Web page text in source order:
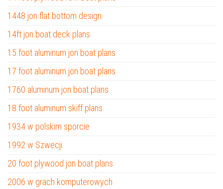
1448 jon flat bottom design
14ft jon boat deck plans
15 foot aluminum jon boat plans
17 foot aluminum jon boat plans
1760 aluminum jon boat plans
18 foot aluminum skiff plans
1934 w polskim sporcie
1992 w Szwecji
20 foot plywood jon boat plans
2006 w grach komputerowych